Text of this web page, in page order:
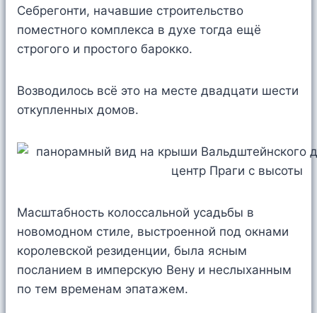
Себрегонти, начавшие строительство
поместного комплекса в духе тогда ещё
строгого и простого барокко.
Возводилось всё это на месте двадцати шести
откупленных домов.
Масштабность колоссальной усадьбы в
новомодном стиле, выстроенной под окнами
королевской резиденции, была ясным
посланием в имперскую Вену и неслыханным
по тем временам эпатажем.